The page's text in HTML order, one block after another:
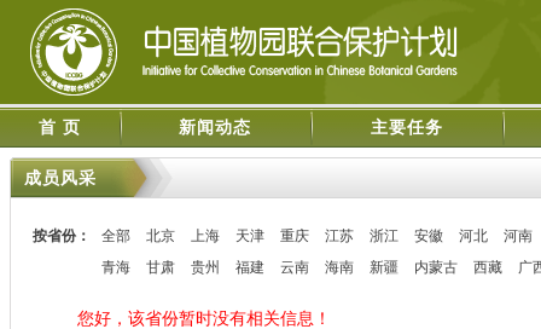
首 页 新闻动态 主要任务
成员风采
按省份： 全部 北京 上海 天津 重庆 江苏 浙江 安徽 河北
河南
青海
甘肃 贵州 福建 云南 海南 新疆 内蒙古 西藏 广
您好，该省份暂时没有相关信息！